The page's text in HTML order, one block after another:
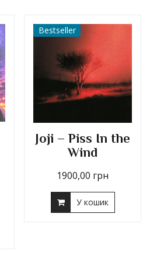
Bestseller
Joji – Piss In the
Wind
1900,00 грн
У кошик